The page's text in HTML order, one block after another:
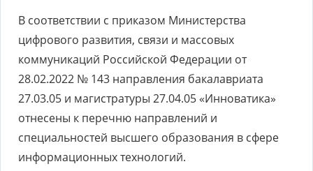
В соответствии с приказом Министерства
цифрового развития, связи и массовых
коммуникаций Российской Федерации от
28.02.2022 № 143 направления бакалавриата
27.03.05 и магистратуры 27.04.05 «Инноватика»
отнесены к перечню направлений и
специальностей высшего образования в сфере
информационных технологий.